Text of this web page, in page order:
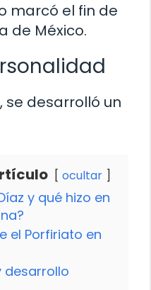
marcó el fin de
de México.
se desarrolló un
ocultar
y qué hizo en
el Porfiriato en
desarrollo